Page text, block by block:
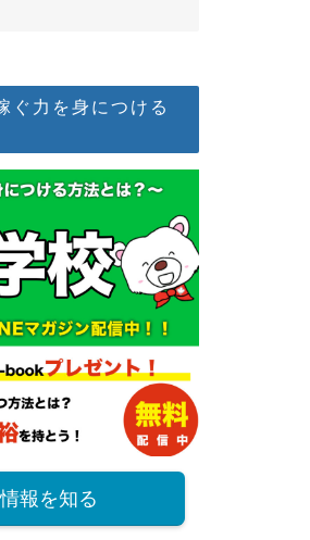
ぐ力を身につける
報を知る